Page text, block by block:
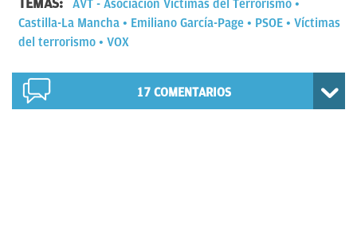
AVT - Asociación Víctimas del Terrorismo
Castilla-La Mancha
Emiliano García-Page PSOE
Víctimas
del terrorismo
VOX
17 COMENTARIOS